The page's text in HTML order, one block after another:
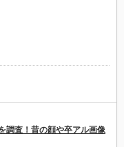
調査！昔の顔や卒アル画像